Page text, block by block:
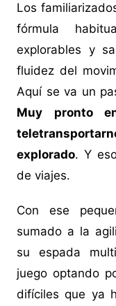
Los
fórmula
explorables y
fluidez del
Aquí se va un
Muy pronto
explorado. Y
de viajes.
Con ese
sumado a la
su espada
juego optando
difíciles que ya